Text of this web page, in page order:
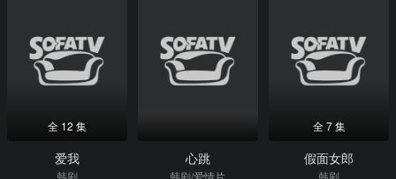
全 12 集
爱我 心跳
全 7 集
假面女郎